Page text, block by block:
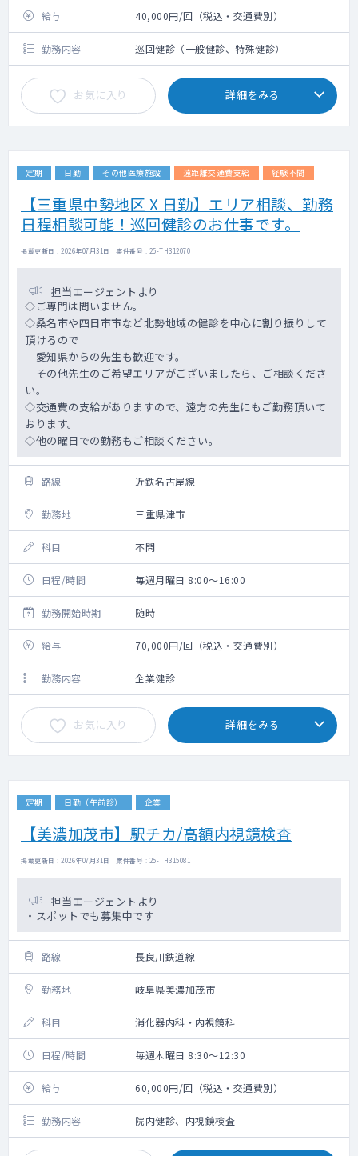
給与 40,000円/回（税込・交通費別）
勤務内容 巡回健診（一般健診、特殊健診）
お気に入り 詳細をみる
定期 日勤 その他医療施設 遠距離交通費支給 経験不問
【三重県中勢地区 X 日勤】エリア相談、勤務
日程相談可能！巡回健診のお仕事です。
掲載更新日 : 2026年07月31日 案件番号 : 25-TH312070
担当エージェントより
◇ご専門は問いません。
◇桑名市や四日市市など北勢地域の健診を中心に割り振りして
頂けるので
愛知県からの先生も歓迎です。
その他先生のご希望エリアがございましたら、ご相談くださ
い。
◇交通費の支給がありますので、遠方の先生にもご勤務頂いて
おります。
◇他の曜日での勤務もご相談ください。
路線 近鉄名古屋線
勤務地 三重県津市
科目 不問
日程/時間 毎週月曜日 8:00～16:00
勤務開始時期 随時
給与 70,000円/回（税込・交通費別）
勤務内容 企業健診
お気に入り 詳細をみる
定期 日勤（午前診） 企業
【美濃加茂市】駅チカ/高額内視鏡検査
掲載更新日 : 2026年07月31日 案件番号 : 25-TH315081
担当エージェントより
・スポットでも募集中です
路線 長良川鉄道線
勤務地 岐阜県美濃加茂市
科目 消化器内科・内視鏡科
日程/時間 毎週木曜日 8:30～12:30
給与 60,000円/回（税込・交通費別）
勤務内容 院内健診、内視鏡検査